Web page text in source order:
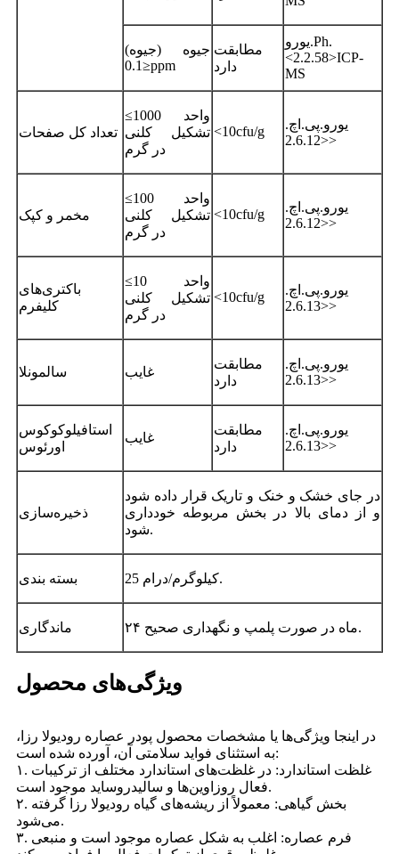
جیوه (جیوه)
≤0.1ppm
مطابقت
دارد
یورو.Ph.
<2.2.58>ICP-
MS
تعداد کل صفحات
≤1000 واحد
تشکیل کلنی
در گرم
<10cfu/g
یورو.پی.اچ.
<2.6.12>
مخمر و کپک
≤100 واحد
تشکیل کلنی
در گرم
<10cfu/g
یورو.پی.اچ.
<2.6.12>
باکتری‌های
کلیفرم
≤10 واحد
تشکیل کلنی
در گرم
<10cfu/g
یورو.پی.اچ.
<2.6.13>
سالمونلا غایب
مطابقت
دارد
یورو.پی.اچ.
<2.6.13>
استافیلوکوکوس
اورئوس
غایب
مطابقت
دارد
یورو.پی.اچ.
<2.6.13>
ذخیره‌سازی
در جای خشک و خنک و تاریک قرار داده شود
و از دمای بالا در بخش مربوطه خودداری
شود.
بسته بندی 25 کیلوگرم/درام.
ماندگاری ۲۴ ماه در صورت پلمپ و نگهداری صحیح.
ویژگی‌های محصول
در اینجا ویژگی‌ها یا مشخصات محصول پودر عصاره رودیولا رزا،
به استثنای فواید سلامتی آن، آورده شده است:
۱. غلظت استاندارد: در غلظت‌های استاندارد مختلف از ترکیبات
فعال روزاوین‌ها و سالیدروساید موجود است.
۲. بخش گیاهی: معمولاً از ریشه‌های گیاه رودیولا رزا گرفته
می‌شود.
۳. فرم عصاره: اغلب به شکل عصاره موجود است و منبعی